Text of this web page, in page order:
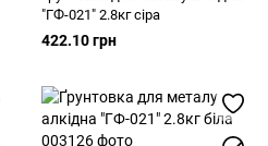
"ГФ-021" 2.8кг сіра
422.10 грн